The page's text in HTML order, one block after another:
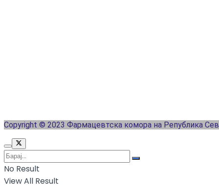
Copyright © 2023 Фармацевтска комора на Република
No Result
View All Result